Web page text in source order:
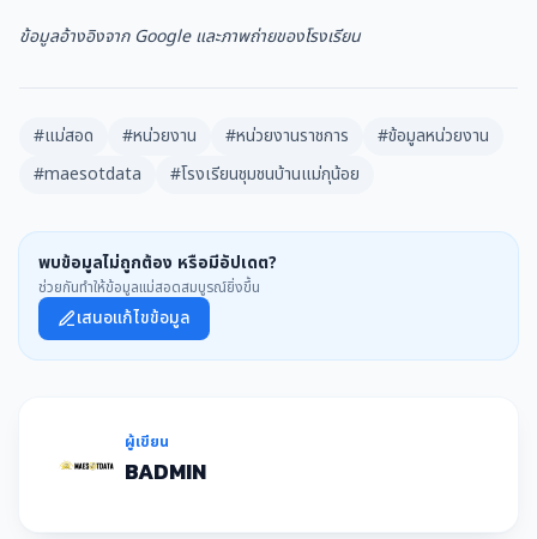
ข้อมูลอ้างอิงจาก Google และภาพถ่ายของโรงเรียน
#แม่สอด #หน่วยงาน #หน่วยงานราชการ
#ข้อมูลหน่วยงาน
#maesotdata
#โรงเรียนชุมชนบ้านแม่กุน้อย
พบข้อมูลไม่ถูกต้อง หรือมีอัปเดต?
ช่วยกันทำให้ข้อมูลแม่สอดสมบูรณ์ยิ่งขึ้น
เสนอแก้ไขข้อมูล
ผู้เขียน
BADMIN